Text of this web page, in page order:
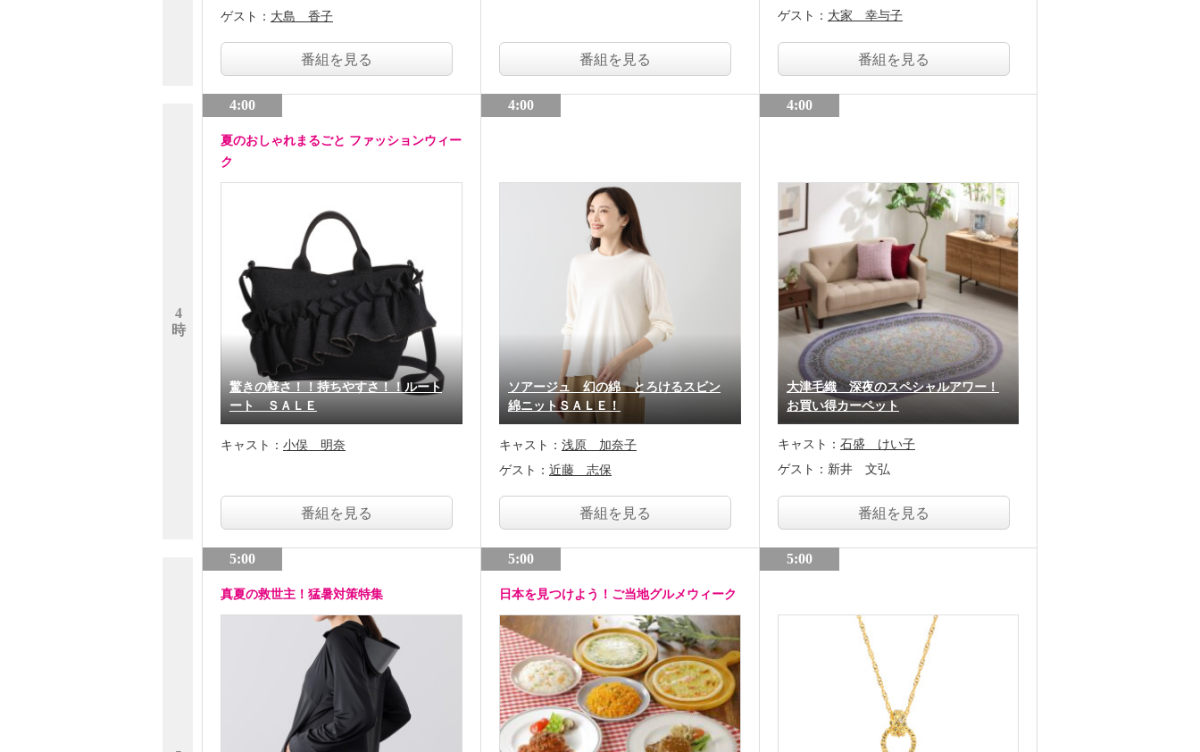
4
時
ゲスト： 大島 香子
番組を見る
4:00
夏のおしゃれまるごと ファッションウィー
ク
驚きの軽さ！！持ちやすさ！！ルート
ート ＳＡＬＥ
キャスト： 小俣 明奈
番組を見る
5:00
真夏の救世主！猛暑対策特集
番組を見る
4:00
ソアージュ 幻の綿 とろけるスビン
綿ニットＳＡＬＥ！
キャスト： 浅原 加奈子
ゲスト： 近藤 志保
番組を見る
5:00
日本を見つけよう！ご当地グルメウィーク
ゲスト： 大家 幸与子
番組を見る
4:00
大津毛織 深夜のスペシャルアワー！
お買い得カーペット
キャスト： 石盛 けい子
ゲスト： 新井 文弘
番組を見る
5:00